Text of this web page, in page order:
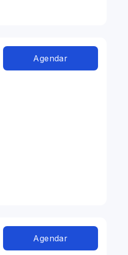
Agendar
Agendar